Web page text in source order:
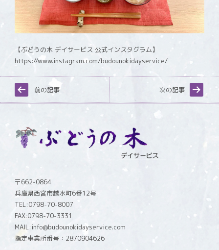
【ぶどうの木 デイサービス 公式インスタグラム】
https://www.instagram.com/budounokidayservice/
前の記事 次の記事
〒662-0864
兵庫県西宮市越水町6番12号
TEL:0798-70-8007
FAX:0798-70-3331
MAIL:info@budounokidayservice.com
指定事業所番号：2870904626